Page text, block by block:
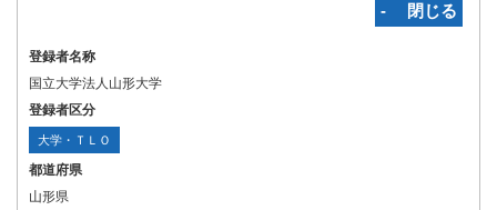
‐ 閉じる
登録者名称
国立大学法人山形大学
登録者区分
大学・ＴＬＯ
都道府県
山形県